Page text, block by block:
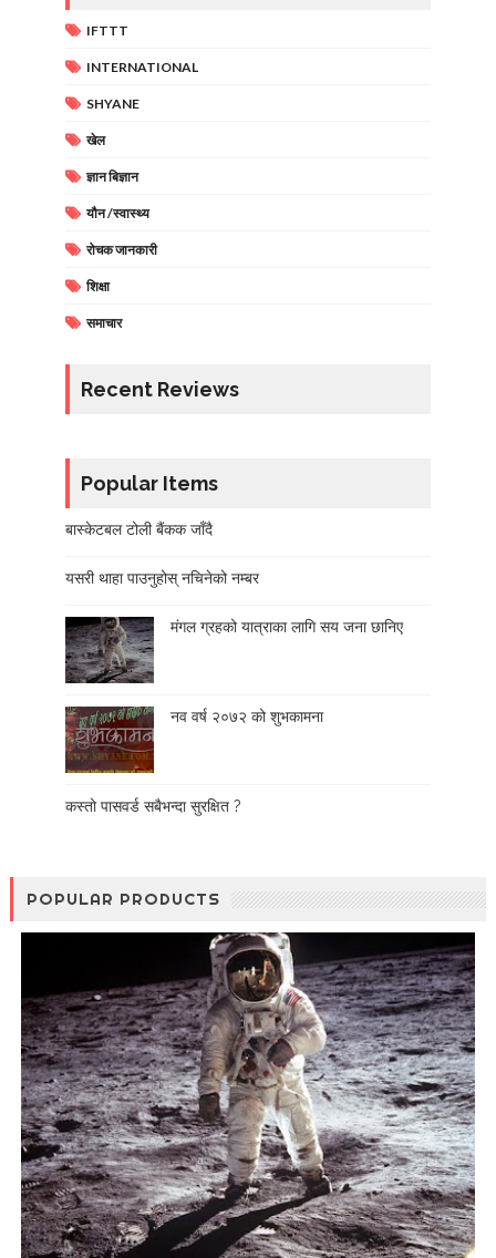
IFTTT
INTERNATIONAL
SHYANE
खेल
ज्ञान बिज्ञान
यौन /स्वास्थ्य
रोचक जानकारी
शिक्षा
समाचार
Recent Reviews
Popular Items
बास्केटबल टोली बैंकक जाँदै
यसरी थाहा पाउनुहोस् नचिनेको नम्बर
मंगल ग्रहको यात्राका लागि सय जना छानिए
नव वर्ष २०७२ को शुभकामना
कस्तो पासवर्ड सबैभन्दा सुरक्षित ?
POPULAR PRODUCTS